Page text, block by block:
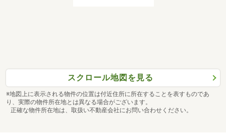
スクロール地図を見る
※地図上に表示される物件の位置は付近住所に所在することを表すものであ
り、実際の物件所在地とは異なる場合がございます。
正確な物件所在地は、取扱い不動産会社にお問い合わせください。